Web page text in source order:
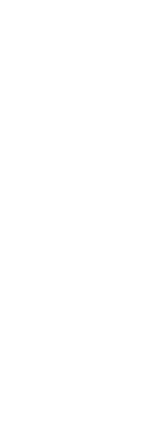
Akkavaklar